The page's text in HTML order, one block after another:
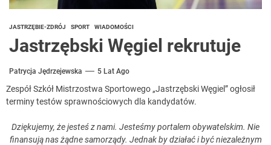
JASTRZĘBIE-ZDRÓJ SPORT WIADOMOŚCI
Jastrzębski Węgiel rekrutuje
Patrycja Jędrzejewska 5 Lat Ago
Zespół Szkół Mistrzostwa Sportowego „Jastrzębski Węgiel” ogłosił
terminy testów sprawnościowych dla kandydatów.
Dziękujemy, że jesteś z nami. Jesteśmy portalem obywatelskim. Nie
finansują nas żądne samorządy. Jednak by działać i być niezależnym